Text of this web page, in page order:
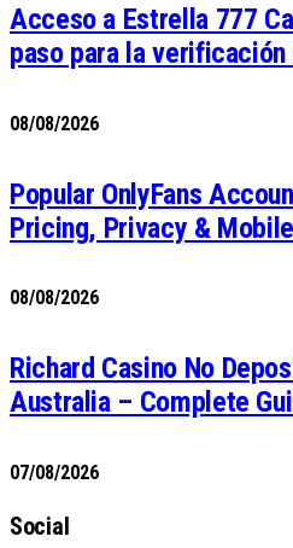
Acceso a Estrella 777
paso para la
08/08/2026
Popular OnlyFans
Pricing, Privacy &
08/08/2026
Richard Casino No
Australia – Complete
07/08/2026
Social